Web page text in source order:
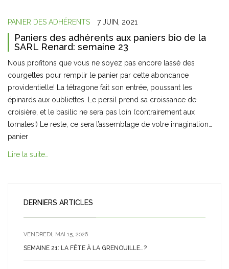
PANIER DES ADHÉRENTS 7 JUIN, 2021
Paniers des adhérents aux paniers bio de la
SARL Renard: semaine 23
Nous profitons que vous ne soyez pas encore lassé des
courgettes pour remplir le panier par cette abondance
providentielle! La tétragone fait son entrée, poussant les
épinards aux oubliettes. Le persil prend sa croissance de
croisière, et le basilic ne sera pas loin (contrairement aux
tomates!) Le reste, ce sera l’assemblage de votre imagination…
panier
Lire la suite…
DERNIERS ARTICLES
VENDREDI, MAI 15, 2026
SEMAINE 21: LA FÊTE À LA GRENOUILLE…?